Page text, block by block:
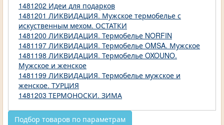
1481202 Идеи для подарков
1481201 ЛИКВИДАЦИЯ. Мужское термобелье с
искуственным мехом. ОСТАТКИ
1481200 ЛИКВИДАЦИЯ. Термобелье NORFIN
1481197 ЛИКВИДАЦИЯ. Термобелье OMSA. Мужское
1481198 ЛИКВИДАЦИЯ. Термобелье OXOUNO.
Мужское и женское
1481199 ЛИКВИДАЦИЯ. Термобелье мужское и
женское. ТУРЦИЯ
1481203 ТЕРМОНОСКИ. ЗИМА
Подбор товаров по параметрам